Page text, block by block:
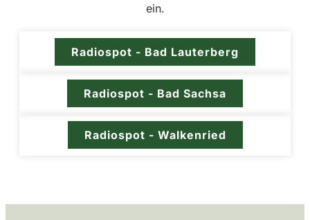
ein.
Radiospot - Bad Lauterberg
Radiospot - Bad Sachsa
Radiospot - Walkenried